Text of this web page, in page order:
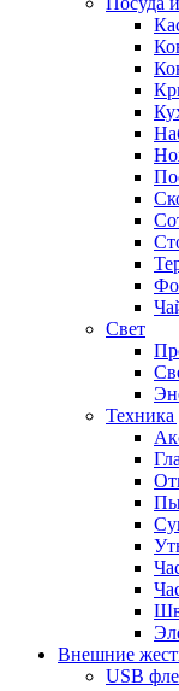
Свет
Техника
Внешние
USB